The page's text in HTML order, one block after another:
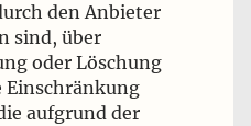
den Anbieter
sind, über
oder Löschung
Einschränkung
aufgrund der